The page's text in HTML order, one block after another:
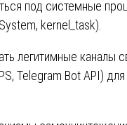
под системные
kernel_task).
легитимные каналы
Telegram Bot API)